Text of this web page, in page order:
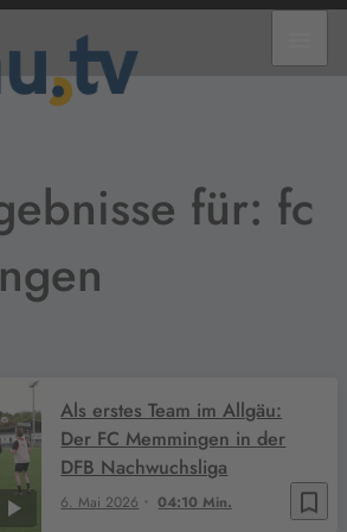
für: fc
bookmark_border
6. Mai 2026 04:10 Min.
Als erstes Team im Allgäu:
Der FC Memmingen in der
DFB Nachwuchsliga